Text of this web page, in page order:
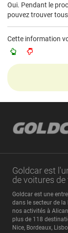
Oui. Pendant le
pouvez trouver
Cette information
Goldcar est
de voitures
Goldcar est une
dans le secteur de
nos activités à
plus de 118
Nice, Bordeaux,